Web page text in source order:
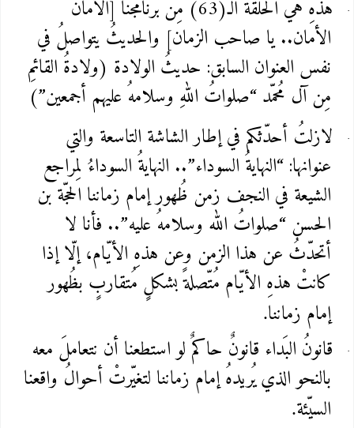
هذهِ هي الحلقةُ الـ(63) مِن برنامجنا [الأمان
الأمان.. يا صاحب الزمان] والحديثُ يتواصلُ في
نفس العنوان السابق: حديثُ الولادة (ولادةُ القائمِ
مِن آل مُحمّد “صلواتُ اللهِ وسلامهُ عليهم أجمعين”)
لازلتُ أحدّثكم في إطار الشاشة التاسعة والتي
عنوانها: “النهايةُ السوداء”.. النهايةُ السوداءُ لِمراجع
الشيعة في النجف زمن ظُهور إمام زماننا الحجّة بن
الحسن “صلواتُ الله وسلامهُ عليه”.. فأنا لا
أتحدّثُ عن هذا الزمن وعن هذهِ الأيّام، إلّا إذا
كانتْ هذهِ الأيّام مُتّصلةً بشكلٍ مُتقاربٍ بظُهور
إمام زماننا.
قانونُ البَداء قانونٌ حاكمٌ لو استطعنا أن نتعاملَ معه
بالنحو الذي يُريدهُ إمام زماننا لتغيّرتْ أحوالُ واقعنا
السيّئة.